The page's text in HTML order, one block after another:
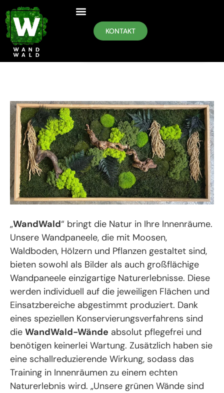
KONTAKT
„WandWald“ bringt die Natur in Ihre Innenräume.
Unsere Wandpaneele, die mit Moosen,
Waldboden, Hölzern und Pflanzen gestaltet sind,
bieten sowohl als Bilder als auch großflächige
Wandpaneele einzigartige Naturerlebnisse. Diese
werden individuell auf die jeweiligen Flächen und
Einsatzbereiche abgestimmt produziert. Dank
eines speziellen Konservierungsverfahrens sind
die WandWald-Wände absolut pflegefrei und
benötigen keinerlei Wartung. Zusätzlich haben sie
eine schallreduzierende Wirkung, sodass das
Training in Innenräumen zu einem echten
Naturerlebnis wird. „Unsere grünen Wände sind